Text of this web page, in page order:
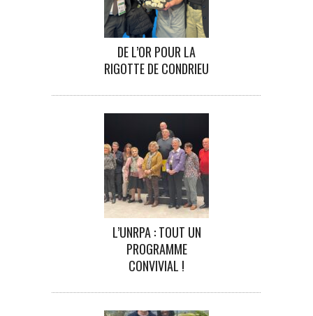
DE L’OR POUR LA
RIGOTTE DE CONDRIEU
L’UNRPA : TOUT UN
PROGRAMME
CONVIVIAL !